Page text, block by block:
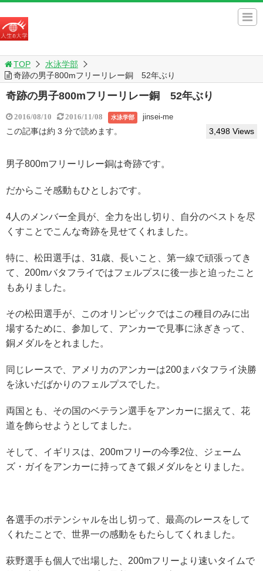
TOP
水泳学部
奇跡の男子800mフリーリレー銅 52年ぶり
奇跡の男子800mフリーリレー銅 52年ぶり
2016/08/10 2016/11/08 水泳学部 jinsei-me
この記事は約 3 分で読めます。 3,498 Views
男子800mフリーリレー銅は奇跡です。
だからこそ感動もひとしおです。
4人のメンバー全員が、全力を出し切り、自分のベストを尽
くすことでこんな奇跡を見せてくれました。
特に、松田選手は、31歳、長いこと、第一線で頑張ってき
て、200mバタフライではフェルプスに後一歩と迫ったこと
もありました。
その松田選手が、このオリンピックではこの種目のみに出
場するために、参加して、アンカーで見事に泳ぎきって、
銅メダルをとれました。
同じレースで、アメリカのアンカーは200まバタフライ決勝
を泳いだばかりのフェルプスでした。
両国とも、その国のベテラン選手をアンカーに据えて、花
道を飾らせようとしてました。
そして、イギリスは、200mフリーの今季2位、ジェーム
ズ・ガイをアンカーに持ってきて銀メダルをとりました。
各選手のポテンシャルを出し切って、最高のレースをして
くれたことで、世界一の感動をもたらしてくれました。
萩野選手も個人で出場した、200mフリーより速いタイムで